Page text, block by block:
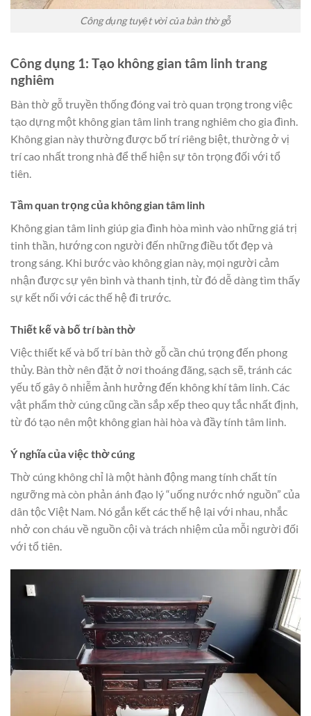
Công dụng tuyệt vời của bàn thờ gỗ
Công dụng 1: Tạo không gian tâm linh trang
nghiêm
Bàn thờ gỗ truyền thống đóng vai trò quan trọng trong việc
tạo dựng một không gian tâm linh trang nghiêm cho gia đình.
Không gian này thường được bố trí riêng biệt, thường ở vị
trí cao nhất trong nhà để thể hiện sự tôn trọng đối với tổ
tiên.
Tầm quan trọng của không gian tâm linh
Không gian tâm linh giúp gia đình hòa mình vào những giá trị
tinh thần, hướng con người đến những điều tốt đẹp và
trong sáng. Khi bước vào không gian này, mọi người cảm
nhận được sự yên bình và thanh tịnh, từ đó dễ dàng tìm thấy
sự kết nối với các thế hệ đi trước.
Thiết kế và bố trí bàn thờ
Việc thiết kế và bố trí bàn thờ gỗ cần chú trọng đến phong
thủy. Bàn thờ nên đặt ở nơi thoáng đãng, sạch sẽ, tránh các
yếu tố gây ô nhiễm ảnh hưởng đến không khí tâm linh. Các
vật phẩm thờ cúng cũng cần sắp xếp theo quy tắc nhất định,
từ đó tạo nên một không gian hài hòa và đầy tính tâm linh.
Ý nghĩa của việc thờ cúng
Thờ cúng không chỉ là một hành động mang tính chất tín
ngưỡng mà còn phản ánh đạo lý “uống nước nhớ nguồn” của
dân tộc Việt Nam. Nó gắn kết các thế hệ lại với nhau, nhắc
nhở con cháu về nguồn cội và trách nhiệm của mỗi người đối
với tổ tiên.